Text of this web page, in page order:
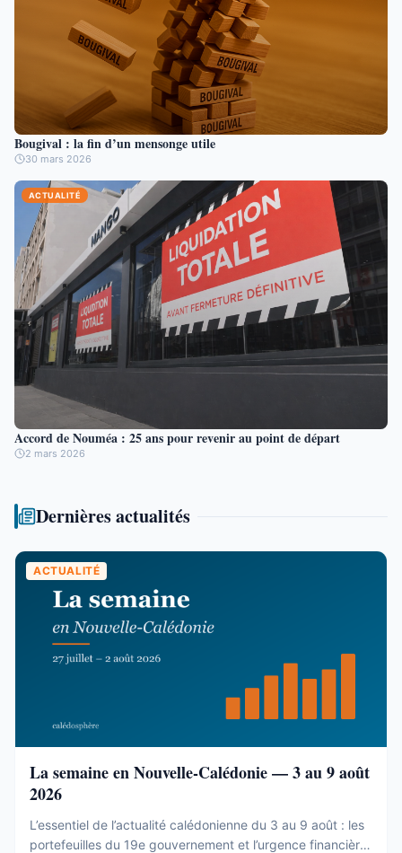
Bougival : la fin d’un mensonge utile
30 mars 2026
ACTUALITÉ
Accord de Nouméa : 25 ans pour revenir au point de départ
2 mars 2026
Dernières actualités
ACTUALITÉ
La semaine en Nouvelle-Calédonie — 3 au 9 août
2026
L’essentiel de l’actualité calédonienne du 3 au 9 août : les
portefeuilles du 19e gouvernement et l’urgence financière,